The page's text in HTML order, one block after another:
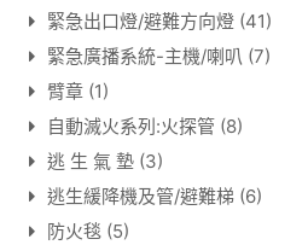
緊急出口燈/避難方向燈 (41)
緊急廣播系統-主機/喇叭 (7)
臂章 (1)
自動滅火系列:火探管 (8)
逃 生 氣 墊 (3)
逃生緩降機及管/避難梯 (6)
防火毯 (5)